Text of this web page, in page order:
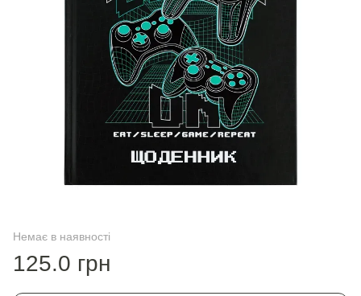
Немає в наявності
125.0 грн